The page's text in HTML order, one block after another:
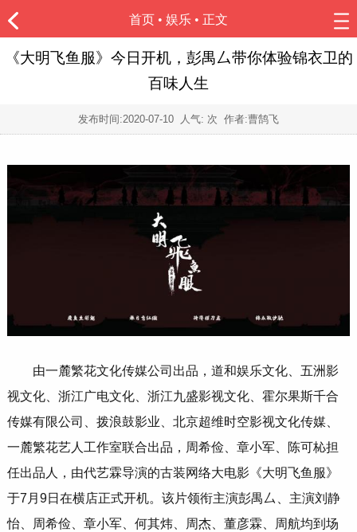
首页 • 娱乐 • 正文
《大明飞鱼服》今日开机，彭禺厶带你体验锦衣卫的
百味人生
发布时间:2020-07-10 人气: 次 作者:曹鹄飞
由一麓繁花文化传媒公司出品，道和娱乐文化、五洲影
视文化、浙江广电文化、浙江九盛影视文化、霍尔果斯千合
传媒有限公司、拨浪鼓影业、北京超维时空影视文化传媒、
一麓繁花艺人工作室联合出品，周希俭、章小军、陈可杺担
任出品人，由代艺霖导演的古装网络大电影《大明飞鱼服》
于7月9日在横店正式开机。该片领衔主演彭禺厶、主演刘静
怡、周希俭、章小军、何其炜、周杰、董彦霖、周航均到场